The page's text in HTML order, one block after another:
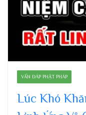
VẤN ĐÁP PHẬT PHÁP
Lúc Khó